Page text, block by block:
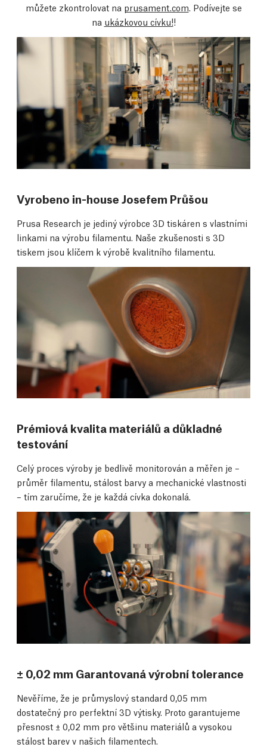
můžete zkontrolovat na prusament.com. Podívejte se
na ukázkovou cívku!!
Vyrobeno in-house Josefem Průšou
Prusa Research je jediný výrobce 3D tiskáren s vlastními
linkami na výrobu filamentu. Naše zkušenosti s 3D
tiskem jsou klíčem k výrobě kvalitního filamentu.
Prémiová kvalita materiálů a důkladné
testování
Celý proces výroby je bedlivě monitorován a měřen je –
průměr filamentu, stálost barvy a mechanické vlastnosti
– tím zaručíme, že je každá cívka dokonalá.
± 0,02 mm Garantovaná výrobní tolerance
Nevěříme, že je průmyslový standard 0,05 mm
dostatečný pro perfektní 3D výtisky. Proto garantujeme
přesnost ± 0,02 mm pro většinu materiálů a vysokou
stálost barev v našich filamentech.